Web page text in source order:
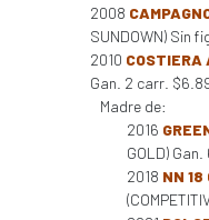
2008
SUNDOWN) Sin
2010 COSTIERA
Gan. 2 carr.
Madre de:
2016
GOLD)
2018 NN